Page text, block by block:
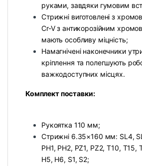
руками, завдяки гумовим
Стрижні виготовлені з
Cr-V з антикорозійним
мають особливу міцність;
Намагнічені наконечники
кріплення та полегшують
важкодоступних місцях.
Комплект поставки:
Рукоятка 110 мм;
Стрижні 6.35×160 мм: SL4,
PH1, PH2, PZ1, PZ2, T10,
H5, H6, S1, S2;